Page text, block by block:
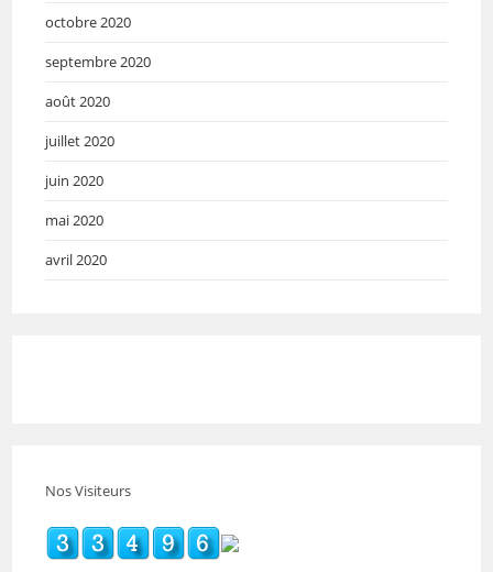
octobre 2020
septembre 2020
août 2020
juillet 2020
juin 2020
mai 2020
avril 2020
Nos Visiteurs